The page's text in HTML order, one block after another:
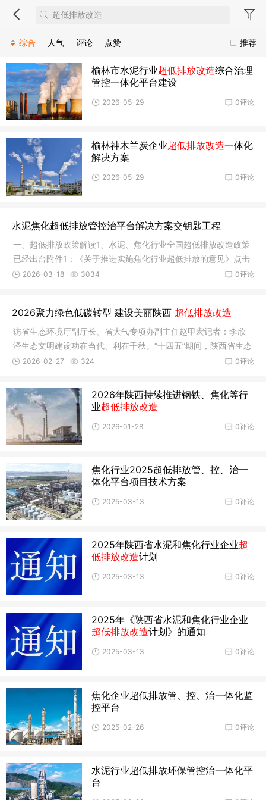
推荐
综合 人气 评论 点赞
榆林市水泥行业超低排放改造综合治理
管控一体化平台建设
0评论
2026-05-29
榆林神木兰炭企业超低排放改造一体化
解决方案
0评论
2026-05-29
水泥焦化超低排放管控治平台解决方案交钥匙工程
一、超低排放政策解读1、水泥、焦化行业全国超低排放改造政策
已经出台附件1：《关于推进实施焦化行业超低排放的意见》点击
下载附
0评论
2026-03-18 3034
2026聚力绿色低碳转型 建设美丽陕西 超低排放改造
访省生态环境厅副厅长、省大气专项办副主任赵甲宏记者：李欣
泽生态文明建设功在当代、利在千秋。“十四五”期间，陕西省生态
环境
0评论
2026-02-27 324
2026年陕西持续推进钢铁、焦化等行
业超低排放改造
0评论
2026-01-28
焦化行业2025超低排放管、控、治一
体化平台项目技术方案
0评论
2025-03-13
2025年陕西省水泥和焦化行业企业超
低排放改造计划
0评论
2025-03-13
2025年《陕西省水泥和焦化行业企业
超低排放改造计划》的通知
0评论
2025-03-13
焦化企业超低排放管、控、治一体化监
控平台
0评论
2025-02-26
水泥行业超低排放环保管控治一体化平
台